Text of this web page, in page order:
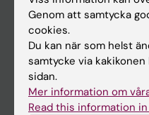
Schema
Studentmejlen
Kurs- och programwebbar
Student på KI
Genom att samtycka
cookies.
Du kan när som helst
samtycke via
sidan.
Mer information om
Read this information in